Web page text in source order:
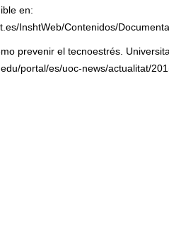
en:
InshtWeb/Contenidos/
prevenir el tecnoestrés.
portal/es/uoc-news/actualitat/